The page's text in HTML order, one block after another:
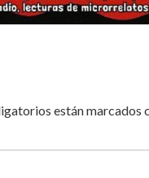
están marcados